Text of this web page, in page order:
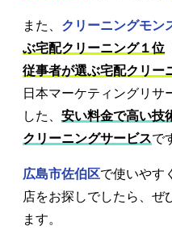
また、 クリーニングモン
ぶ宅配クリーニング１位
従事者が選ぶ宅配クリー
日本マーケティングリサ
した、 安い料金で高い技
クリーニングサービスで
広島市佐伯区で使いやす
店をお探しでしたら、ぜ
ます。